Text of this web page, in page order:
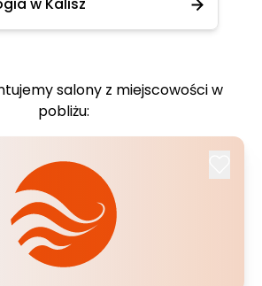
salony z miejscowości w
pobliżu: